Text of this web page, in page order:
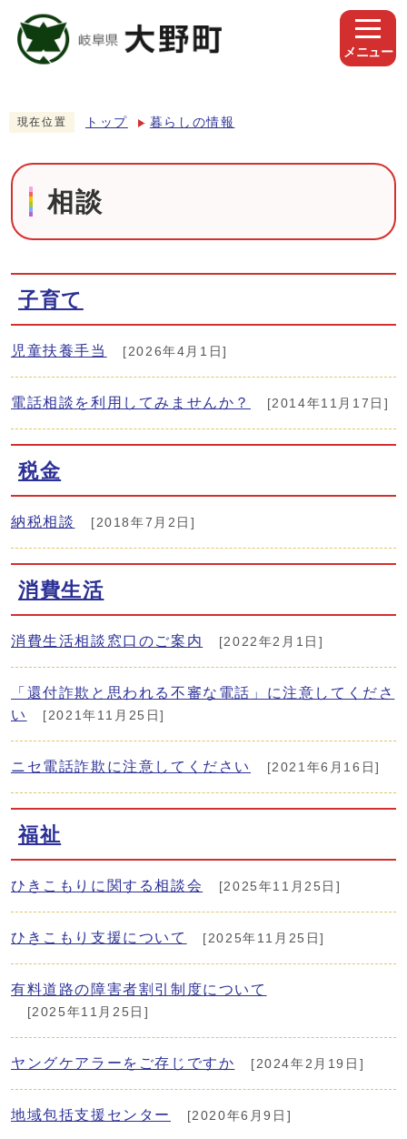
メニュー
現在位置 トップ 暮らしの情報
相談
子育て
児童扶養手当 [2026年4月1日]
電話相談を利用してみませんか？ [2014年11月17日]
税金
納税相談 [2018年7月2日]
消費生活
消費生活相談窓口のご案内 [2022年2月1日]
「還付詐欺と思われる不審な電話」に注意してくださ
い
[2021年11月25日]
ニセ電話詐欺に注意してください [2021年6月16日]
福祉
ひきこもりに関する相談会 [2025年11月25日]
ひきこもり支援について [2025年11月25日]
有料道路の障害者割引制度について
[2025年11月25日]
ヤングケアラーをご存じですか [2024年2月19日]
地域包括支援センター [2020年6月9日]